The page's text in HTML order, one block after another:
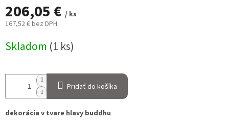
206,05 € / ks
167,52 € bez DPH
cena:
Skladom (1 ks)
Pridať do košíka
dekorácia v tvare hlavy buddhu